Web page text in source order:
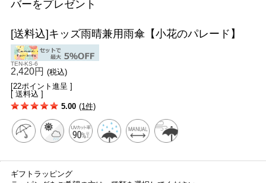
バーをプレゼント
[送料込]キッズ雨晴兼用雨傘【小花のパレード】
TEN-KS-6
2,420円 (税込)
[22ポイント進呈 ]
[ 送料込 ]
5.00 (1件)
ギフトラッピング